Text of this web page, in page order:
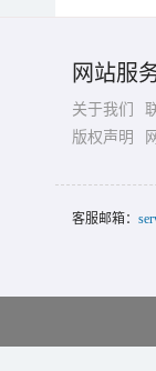
网站服
关于我们
版权声明
客服邮箱：